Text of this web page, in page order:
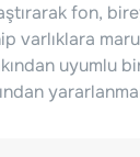
fon,
uyumlu